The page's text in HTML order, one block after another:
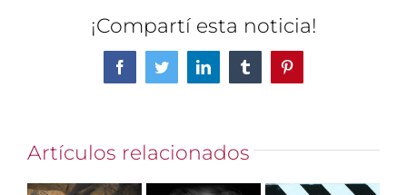
¡Compartí esta noticia!
FacebookTwitterLinkedInTumblrPinterest
Artículos relacionados